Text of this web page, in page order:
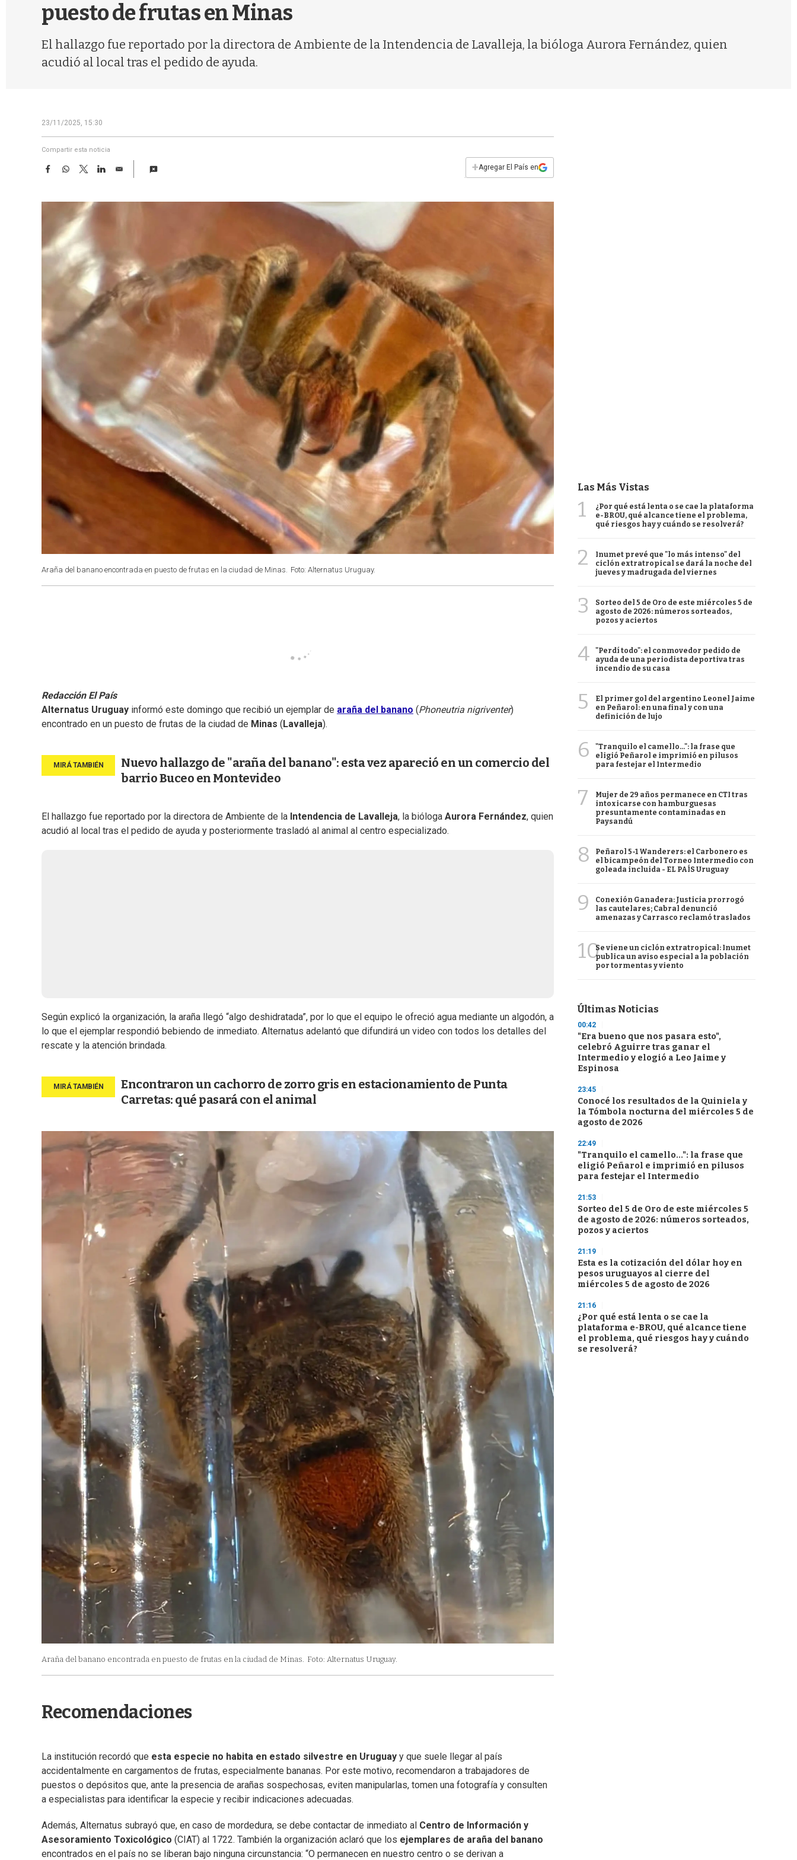
puesto de frutas en Minas
El hallazgo fue reportado por la directora de Ambiente de la Intendencia de Lavalleja, la bióloga Aurora Fernández, quien
acudió al local tras el pedido de ayuda.
23/11/2025, 15:30
Compartir esta noticia
F
e
o
k
W
t
A
p
p
T
w
t
t
r
L
k
E
i
+Agregar El País en
Araña del banano encontrada en puesto de frutas en la ciudad de Minas. Foto: Alternatus Uruguay.
Redacción El País
Alternatus Uruguay informó este domingo que recibió un ejemplar de araña del banano (Phoneutria nigriventer)
encontrado en un puesto de frutas de la ciudad de Minas ( Lavalleja).
Nuevo hallazgo de "araña del banano": esta vez apareció en un comercio del
barrio Buceo en Montevideo
El hallazgo fue reportado por la directora de Ambiente de la Intendencia de Lavalleja, la bióloga Aurora Fernández, quien
acudió al local tras el pedido de ayuda y posteriormente trasladó al animal al centro especializado.
Según explicó la organización, la araña llegó “algo deshidratada”, por lo que el equipo le ofreció agua mediante un algodón, a
lo que el ejemplar respondió bebiendo de inmediato. Alternatus adelantó que difundirá un video con todos los detalles del
rescate y la atención brindada.
Encontraron un cachorro de zorro gris en estacionamiento de Punta
Carretas: qué pasará con el animal
Araña del banano encontrada en puesto de frutas en la ciudad de Minas. Foto: Alternatus Uruguay.
Recomendaciones
La institución recordó que esta especie no habita en estado silvestre en Uruguay y que suele llegar al país
accidentalmente en cargamentos de frutas, especialmente bananas. Por este motivo, recomendaron a trabajadores de
puestos o depósitos que, ante la presencia de arañas sospechosas, eviten manipularlas, tomen una fotografía y consulten
a especialistas para identificar la especie y recibir indicaciones adecuadas.
Además, Alternatus subrayó que, en caso de mordedura, se debe contactar de inmediato al Centro de Información y
Asesoramiento Toxicológico (CIAT) al 1722. También la organización aclaró que los ejemplares de araña del banano
encontrados en el país no se liberan bajo ninguna circunstancia: “O permanecen en nuestro centro o se derivan a
Las Más Vistas
1
¿Por qué está lenta o se cae la plataforma
e-BROU, qué alcance tiene el problema,
qué riesgos hay y cuándo se resolverá?
2
Inumet prevé que "lo más intenso" del
ciclón extratropical se dará la noche del
jueves y madrugada del viernes
3
Sorteo del 5 de Oro de este miércoles 5 de
agosto de 2026: números sorteados,
pozos y aciertos
4
"Perdí todo": el conmovedor pedido de
ayuda de una periodista deportiva tras
incendio de su casa
5
El primer gol del argentino Leonel Jaime
en Peñarol: en una final y con una
definición de lujo
6
"Tranquilo el camello...": la frase que
eligió Peñarol e imprimió en pilusos
para festejar el Intermedio
7
Mujer de 29 años permanece en CTI tras
intoxicarse con hamburguesas
presuntamente contaminadas en
Paysandú
8
Peñarol 5-1 Wanderers: el Carbonero es
el bicampeón del Torneo Intermedio con
goleada incluida - EL PAÍS Uruguay
9
Conexión Ganadera: Justicia prorrogó
las cautelares; Cabral denunció
amenazas y Carrasco reclamó traslados
10Se viene un ciclón extratropical: Inumet
publica un aviso especial a la población
por tormentas y viento
Últimas Noticias
00:42
"Era bueno que nos pasara esto",
celebró Aguirre tras ganar el
Intermedio y elogió a Leo Jaime y
Espinosa
23:45
Conocé los resultados de la Quiniela y
la Tómbola nocturna del miércoles 5 de
agosto de 2026
22:49
"Tranquilo el camello...": la frase que
eligió Peñarol e imprimió en pilusos
para festejar el Intermedio
21:53
Sorteo del 5 de Oro de este miércoles 5
de agosto de 2026: números sorteados,
pozos y aciertos
21:19
Esta es la cotización del dólar hoy en
pesos uruguayos al cierre del
miércoles 5 de agosto de 2026
21:16
¿Por qué está lenta o se cae la
plataforma e-BROU, qué alcance tiene
el problema, qué riesgos hay y cuándo
se resolverá?